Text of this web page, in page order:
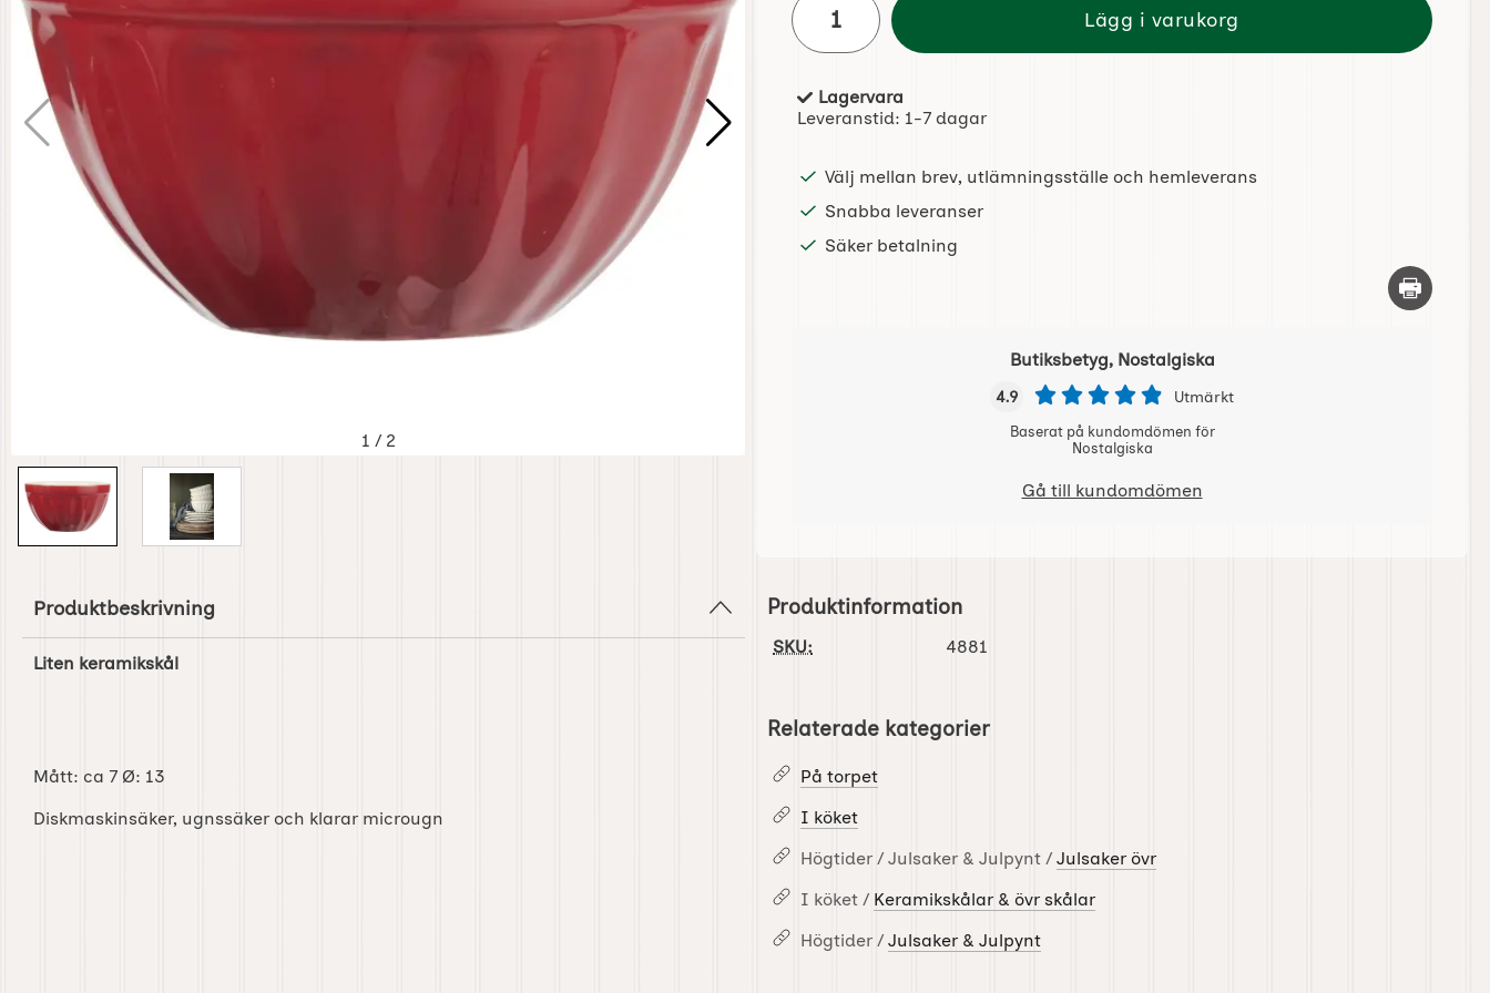
1 / 2
Lägg i varukorg
Tillgänglighet:
Lagervara
Leveranstid: 1-7 dagar
Välj mellan brev, utlämningsställe och hemleverans
Snabba leveranser
Säker betalning
Skriv ut
Butiksbetyg, Nostalgiska
4.9 Utmärkt
Baserat på kundomdömen för
Nostalgiska
Gå till kundomdömen
Produktbeskrivning
Liten keramikskål
Mått: ca 7 Ø: 13
Diskmaskinsäker, ugnssäker och klarar microugn
Produktinformation
SKU: 4881
Relaterade kategorier
På torpet
I köket
Högtider / Julsaker & Julpynt / Julsaker övr
I köket / Keramikskålar & övr skålar
Högtider / Julsaker & Julpynt